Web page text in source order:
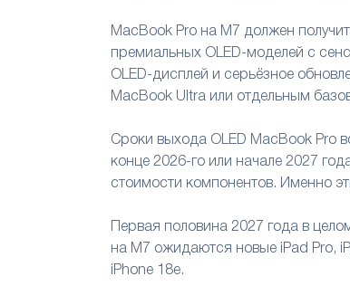
MacBook Pro на M7 должен
премиальных OLED-моделей с
OLED-дисплей и серьёзное
MacBook Ultra или отдельным
Сроки выхода OLED MacBook Pro
конце 2026-го или начале 2027
стоимости компонентов. Именно
Первая половина 2027 года в
на M7 ожидаются новые iPad Pro,
iPhone 18e.